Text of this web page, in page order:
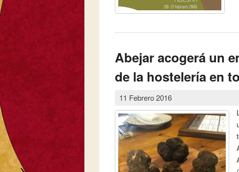
Abejar acogerá un
de la hostelería en
11 Febrero 2016